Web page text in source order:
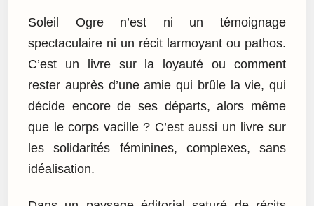
Soleil Ogre n’est ni un témoignage
spectaculaire ni un récit larmoyant ou pathos.
C’est un livre sur la loyauté ou comment
rester auprès d’une amie qui brûle la vie, qui
décide encore de ses départs, alors même
que le corps vacille ? C’est aussi un livre sur
les solidarités féminines, complexes, sans
idéalisation.